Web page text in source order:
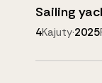
Sailing
4Kajuty·2025